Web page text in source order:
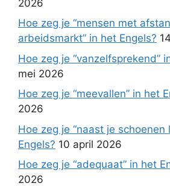
2026
Hoe zeg je “mensen met
arbeidsmarkt” in het Engels?
Hoe zeg je “vanzelfsprekend”
mei 2026
Hoe zeg je “meevallen” in het
2026
Hoe zeg je “naast je schoenen
Engels? 10 april 2026
Hoe zeg je “adequaat” in het
2026